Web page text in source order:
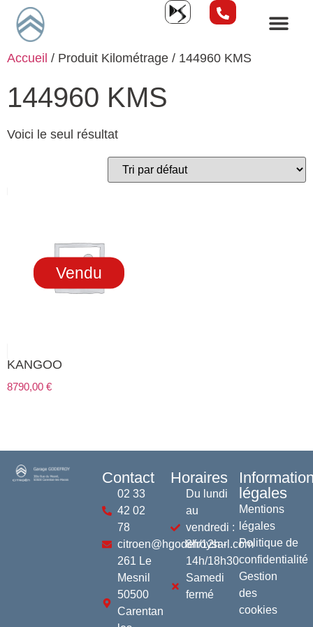
Accueil / Produit Kilométrage / 144960 KMS
144960 KMS
Voici le seul résultat
Vendu
KANGOO
8790,00 €
Contact
02 33
42 02
78
citroen@hgodefroysarl.com
261 Le
Mesnil
50500
Carentan
Horaires
Du lundi
au
vendredi :
8h/12h -
14h/18h30
Samedi
fermé
légales
Mentions
légales
Politique de
confidentialité
Gestion
des
cookies